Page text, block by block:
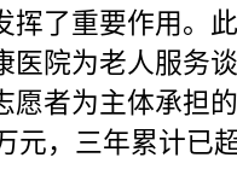
挥了重要作用。
医院为老人服务
愿者为主体承担
元，三年累计已